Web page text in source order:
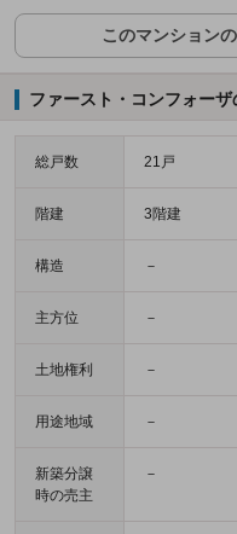
このマンションの
ファースト・コンフォーザ
総戸数 21戸
階建 3階建
構造 －
主方位 －
土地権利 －
用途地域 －
新築分譲
時の売主
－